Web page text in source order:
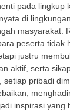
pada lingkup
di
masyarakat.
peserta tidak
justru
aktif, serta
setiap pribadi
inspirasi yang